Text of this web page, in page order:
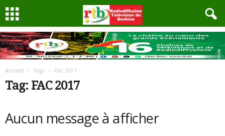
Accueil Tags FAC 2017
Tag: FAC 2017
Aucun message à afficher